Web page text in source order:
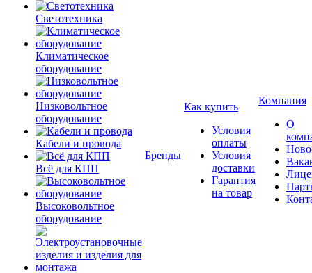
Светотехника
Климатическое
оборудование
Низковольтное
оборудование
Кабели и провода
Всё для КПП
Высоковольтное
оборудование
Бренды
Как купить
Условия
оплаты
Условия
доставки
Гарантия
на товар
Компания
О